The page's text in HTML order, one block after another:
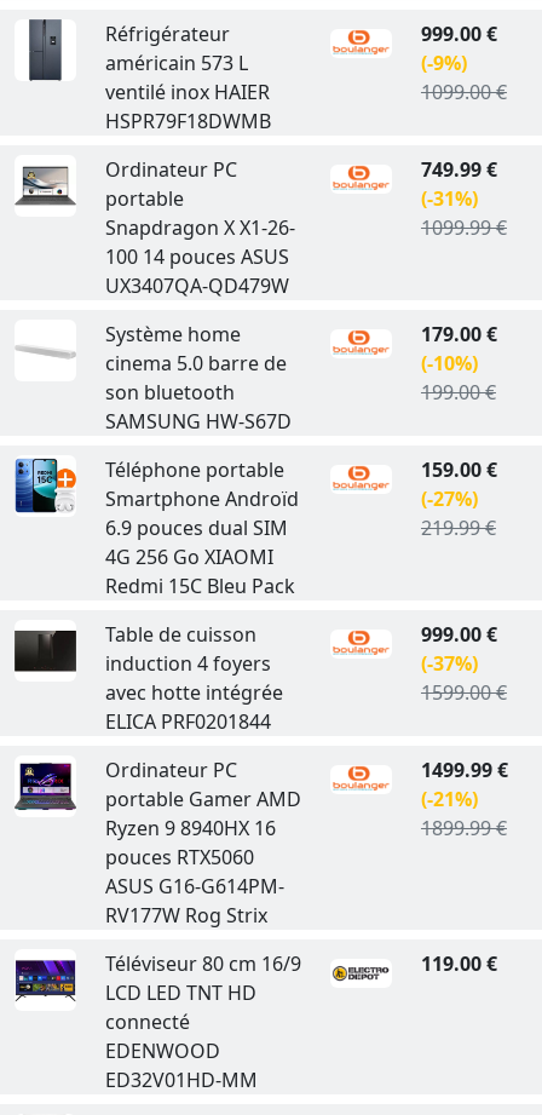
Réfrigérateur
américain 573 L
ventilé inox HAIER
HSPR79F18DWMB
999.00 €
(-9%)
1099.00 €
Ordinateur PC
portable
Snapdragon X X1-26-
100 14 pouces ASUS
UX3407QA-QD479W
749.99 €
(-31%)
1099.99 €
Système home
cinema 5.0 barre de
son bluetooth
SAMSUNG HW-S67D
179.00 €
(-10%)
199.00 €
Téléphone portable
Smartphone Androïd
6.9 pouces dual SIM
4G 256 Go XIAOMI
Redmi 15C Bleu Pack
159.00 €
(-27%)
219.99 €
Table de cuisson
induction 4 foyers
avec hotte intégrée
ELICA PRF0201844
999.00 €
(-37%)
1599.00 €
Ordinateur PC
portable Gamer AMD
Ryzen 9 8940HX 16
pouces RTX5060
ASUS G16-G614PM-
RV177W Rog Strix
1499.99 €
(-21%)
1899.99 €
Téléviseur 80 cm 16/9
LCD LED TNT HD
connecté
EDENWOOD
ED32V01HD-MM
119.00 €